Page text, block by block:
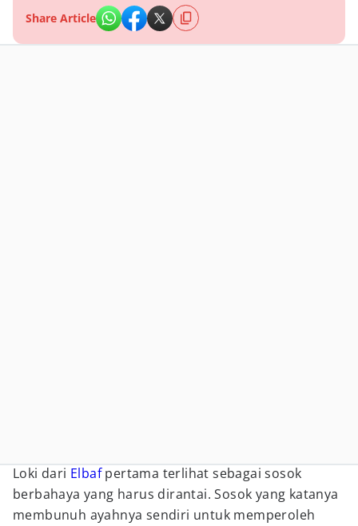
Share Article
Loki dari Elbafpertama terlihat sebagai sosok
berbahaya yang harus dirantai. Sosok yang katanya
membunuh ayahnya sendiri untuk memperoleh